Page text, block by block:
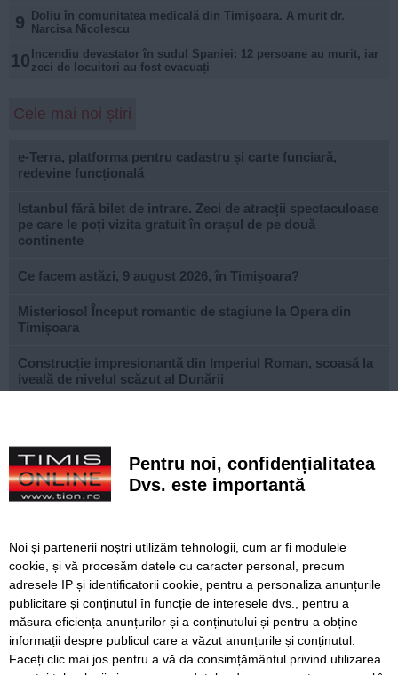
9
Doliu în comunitatea medicală din Timișoara. A murit dr.
Narcisa Nicolescu
10 Incendiu devastator în sudul Spaniei: 12 persoane au murit, iar
zeci de locuitori au fost evacuați
Cele mai noi știri
e-Terra, platforma pentru cadastru și carte funciară,
redevine funcțională
Istanbul fără bilet de intrare. Zeci de atracții spectaculoase
pe care le poți vizita gratuit în orașul de pe două
continente
Ce facem astăzi, 9 august 2026, în Timișoara?
Misterioso! Început romantic de stagiune la Opera din
Timișoara
Construcție impresionantă din Imperiul Roman, scoasă la
iveală de nivelul scăzut al Dunării
Poli scapă de înfrângere, dar pleacă doar cu un punct din
deplasarea cu Șelimbăr
„Recidivă” la baza sportivă din Dacia. Primăria a ridicat
niște echipamente amplasate ilegal
Lucrări ale SDM în Timișoara, astăzi, 8 august
Pentru noi, confidențialitatea
Dvs. este importantă
Noi și partenerii noștri utilizăm tehnologii, cum ar fi modulele
cookie, și vă procesăm datele cu caracter personal, precum
adresele IP și identificatorii cookie, pentru a personaliza anunțurile
publicitare și conținutul în funcție de interesele dvs., pentru a
măsura eficiența anunțurilor și a conținutului și pentru a obține
informații despre publicul care a văzut anunțurile și conținutul.
Faceți clic mai jos pentru a vă da consimțământul privind utilizarea